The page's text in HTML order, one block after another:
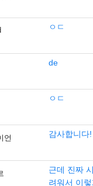
ㅇㄷ
de
ㅇㄷ
언 감사합니다!
근데 진짜
려워서 이